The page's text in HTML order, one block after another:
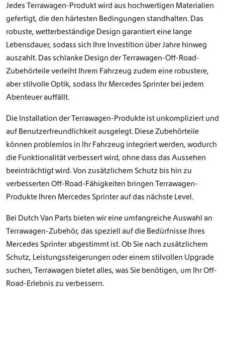
Jedes Terrawagen-Produkt wird aus hochwertigen Materialien
gefertigt, die den härtesten Bedingungen standhalten. Das
robuste, wetterbeständige Design garantiert eine lange
Lebensdauer, sodass sich Ihre Investition über Jahre hinweg
auszahlt. Das schlanke Design der Terrawagen-Off-Road-
Zubehörteile verleiht Ihrem Fahrzeug zudem eine robustere,
aber stilvolle Optik, sodass Ihr Mercedes Sprinter bei jedem
Abenteuer auffällt.
Die Installation der Terrawagen-Produkte ist unkompliziert und
auf Benutzerfreundlichkeit ausgelegt. Diese Zubehörteile
können problemlos in Ihr Fahrzeug integriert werden, wodurch
die Funktionalität verbessert wird, ohne dass das Aussehen
beeinträchtigt wird. Von zusätzlichem Schutz bis hin zu
verbesserten Off-Road-Fähigkeiten bringen Terrawagen-
Produkte Ihren Mercedes Sprinter auf das nächste Level.
Bei Dutch Van Parts bieten wir eine umfangreiche Auswahl an
Terrawagen-Zubehör, das speziell auf die Bedürfnisse Ihres
Mercedes Sprinter abgestimmt ist. Ob Sie nach zusätzlichem
Schutz, Leistungssteigerungen oder einem stilvollen Upgrade
suchen, Terrawagen bietet alles, was Sie benötigen, um Ihr Off-
Road-Erlebnis zu verbessern.